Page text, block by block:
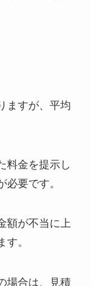
ますが、平均
料金を提示し
要です。
額が不当に上
。
場合は、見積